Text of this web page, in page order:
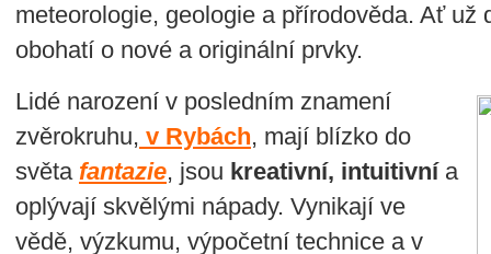
meteorologie, geologie a přírodověda. Ať už
obohatí o nové a originální prvky.
Lidé narození v posledním znamení
zvěrokruhu, v Rybách, mají blízko do
světa fantazie, jsou kreativní, intuitivnía
oplývají skvělými nápady. Vynikají ve
vědě, výzkumu, výpočetní technice a v